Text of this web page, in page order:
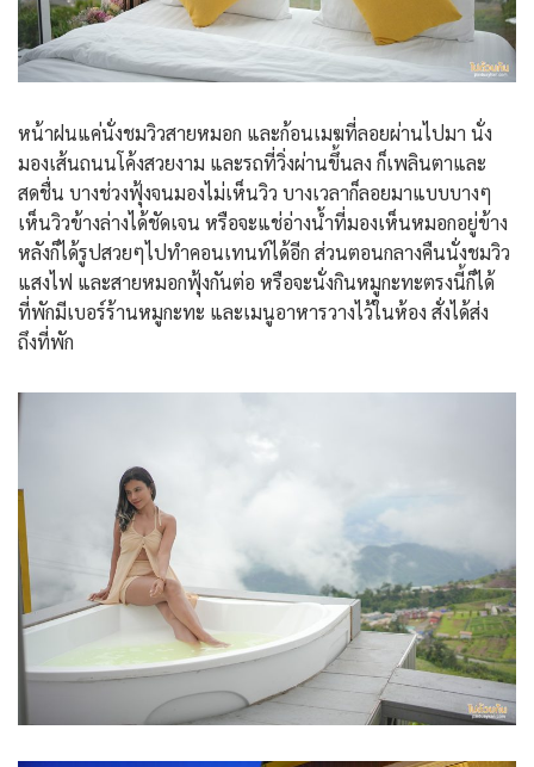
หน้าฝนแค่นั่งชมวิวสายหมอก และก้อนเมฆที่ลอยผ่านไปมา นั่ง
มองเส้นถนนโค้งสวยงาม และรถที่วิ่งผ่านขึ้นลง ก็เพลินตาและ
สดชื่น บางช่วงฟุ้งจนมองไม่เห็นวิว บางเวลาก็ลอยมาแบบบางๆ
เห็นวิวข้างล่างได้ชัดเจน หรือจะแช่อ่างน้ำที่มองเห็นหมอกอยู่ข้าง
หลังก็ได้รูปสวยๆไปทำคอนเทนท์ได้อีก ส่วนตอนกลางคืนนั่งชมวิว
แสงไฟ และสายหมอกฟุ้งกันต่อ หรือจะนั่งกินหมูกะทะตรงนี้ก็ได้
ที่พักมีเบอร์ร้านหมูกะทะ และเมนูอาหารวางไว้ในห้อง สั่งได้ส่ง
ถึงที่พัก